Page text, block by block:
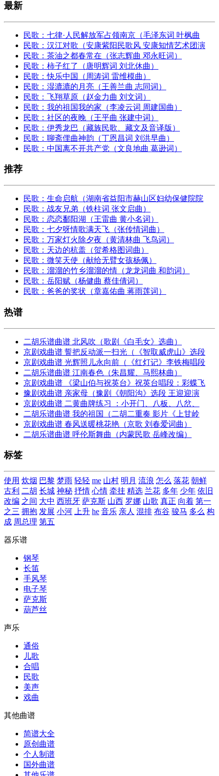
最新
民歌：七律·人民解放军占领南京（毛泽东词 叶枫曲
民歌：汉江对歌（安康紫阳民歌风 安康知情艺术团演
民歌：茶油之都春常在（张志辉曲 邓永旺词）
民歌：柿子红了（唐明辉词 刘北休曲）
民歌：快乐中国（周涛词 雷维模曲）
民歌：湿漉漉的月亮（王善兰曲 志同词）
民歌：飞翔草原（赵金力曲 刘文词）
民歌：我的祖国我的家（李凌云词 周建国曲）
民歌：社区的夜晚（王平曲 张建中词）
民歌：伊秀龙巴（藏族民歌、藏文及音译版）
民歌：聊斋俚曲神韵（丁恩昌词 刘洪早曲）
民歌：中国离不开共产党（文良地曲 葛逊词）
推荐
民歌：生命启航（湖南省益阳市赫山区妇幼保健院院
民歌：战友兄弟（铁柱词 张文启曲）
民歌：恋恋鄱阳湖（王雷曲 黄小名词）
民歌：七夕呀情歌满天飞（张传情词曲）
民歌：万家灯火除夕夜（黄清林曲 飞鸟词）
民歌：天边的杭盖（贺希格图词曲）
民歌：微笑天使（献给无臂女孩杨佩）
民歌：溜溜的竹乡溜溜的情（龙龙词曲 和韵词）
民歌：岳阳赋（杨健曲 蔡佳倩词）
民歌：爸爸的奖状（章嘉佑曲 蒋雨莲词）
热谱
二胡乐谱曲谱 北风吹（歌剧《白毛女》选曲）
京剧戏曲谱 誓把反动派一扫光（《智取威虎山》选段
京剧戏曲谱 光辉照儿永向前（《红灯记》李铁梅唱段
二胡乐谱曲谱 江南春色（朱昌耀、马熙林曲）
京剧戏曲谱 《梁山伯与祝英台》祝英台唱段：彩蝶飞
豫剧戏曲谱 亲家母（豫剧《朝阳沟》选段 王迎迎演
京剧戏曲谱 二黄曲牌练习 ：小开门、八板、八岔、
二胡乐谱曲谱 我的祖国（二胡二重奏 影片《上甘岭
京剧戏曲谱 春风送暖桃花艳（京歌 刘春爱词曲）
二胡乐谱曲谱 呼伦斯舞曲（内蒙民歌 岳峰改编）
标签
使用 炊烟 巴黎 梦雨 轻轻 me 山村 明月 流浪 怎么 落花 朝鲜
古利 二胡 长城 神秘 抒情 心情 牵挂 精选 兰花 多年 少年 依旧
改编 之间 大中 西班牙 萨克斯 山西 罗娜 山歌 真正 向着 第一
之三 拥抱 发展 小河 上升 he 音乐 亲人 混排 布谷 骏马 多么 构
成 周总理 第五
器乐谱
钢琴
长笛
手风琴
电子琴
萨克斯
葫芦丝
声乐
通俗
儿歌
合唱
民歌
美声
戏曲
其他曲谱
简谱大全
原创曲谱
个人制谱
国外曲谱